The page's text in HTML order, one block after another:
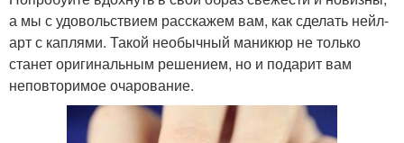
а мы с удовольствием расскажем вам, как сделать нейл-
арт с каплями. Такой необычный маникюр не только
станет оригинальным решением, но и подарит вам
неповторимое очарование.